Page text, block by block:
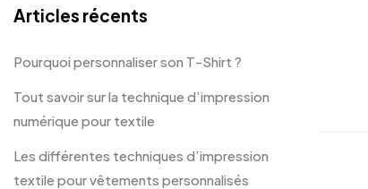
Articles récents
Pourquoi personnaliser son T-Shirt ?
Tout savoir sur la technique d’impression
numérique pour textile
Les différentes techniques d’impression
textile pour vêtements personnalisés